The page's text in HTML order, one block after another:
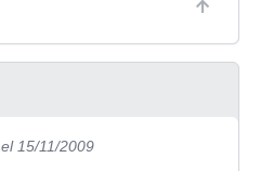
el 15/11/2009